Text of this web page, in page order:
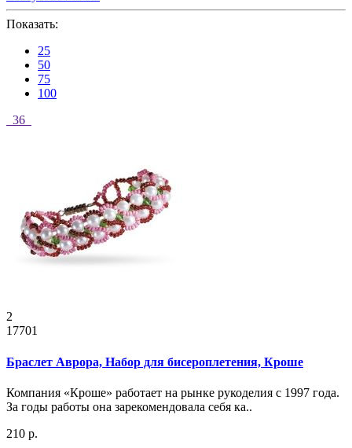
Показать:
25
50
75
100
36
2
17701
Браслет Аврора, Набор для бисероплетения, Кроше
Компания «Кроше» работает на рынке рукоделия с 1997 года.
За годы работы она зарекомендовала себя ка..
210 р.